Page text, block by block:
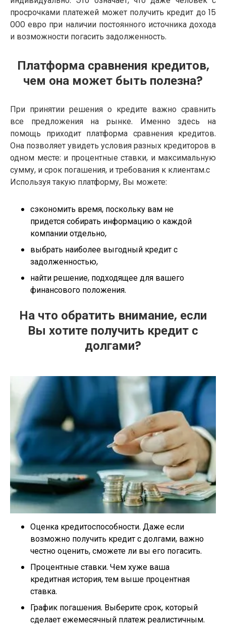
просрочками платежей может получить кредит до 15
000 евро при наличии постоянного источника дохода
и возможности погасить задолженность.
Платформа сравнения кредитов,
чем она может быть полезна?
При принятии решения о кредите важно сравнить
все предложения на рынке. Именно здесь на
помощь приходит платформа сравнения кредитов.
Она позволяет увидеть условия разных кредиторов в
одном месте: и процентные ставки, и максимальную
сумму, и срок погашения, и требования к клиентам.с
Используя такую ​​платформу, Вы можете:
сэкономить время, поскольку вам не
придется собирать информацию о каждой
компании отдельно,
выбрать наиболее выгодный кредит с
задолженностью,
найти решение, подходящее для вашего
финансового положения.
На что обратить внимание, если
Вы хотите получить кредит с
долгами?
Оценка кредитоспособности. Даже если
возможно получить кредит с долгами, важно
честно оценить, сможете ли вы его погасить.
Процентные ставки. Чем хуже ваша
кредитная история, тем выше процентная
ставка.
График погашения. Выберите срок, который
сделает ежемесячный платеж реалистичным.